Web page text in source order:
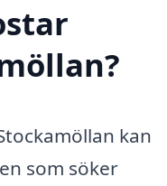
kan
som söker